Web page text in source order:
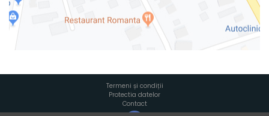
Termeni și condiții
Protectia datelor
Contact